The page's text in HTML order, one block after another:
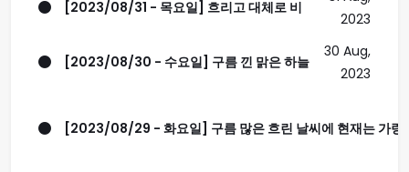
[2023/08/31 - 목요일] 흐리고 대체로 비
2023
[2023/08/30 - 수요일] 구름 낀 맑은 하늘
30 Aug,
2023
[2023/08/29 - 화요일] 구름 많은 흐린 날씨에 현재는 가랑